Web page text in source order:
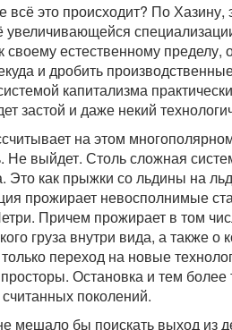
всё это происходит? По Хазину,
увеличивающейся
своему естественному
и дробить
капитализма
застой и даже некий
на этом
Не выйдет. Столь сложная
Это как прыжки со льдины на
прожирает невосполнимые
Причем прожирает в том
груза внутри вида, а также
переход на новые
Остановка и тем более
поколений.
мешало бы поискать выход из